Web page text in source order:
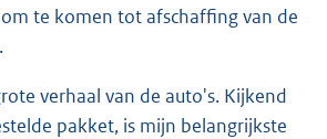
te komen tot afschaffing van de
verhaal van de auto's. Kijkend
pakket, is mijn belangrijkste